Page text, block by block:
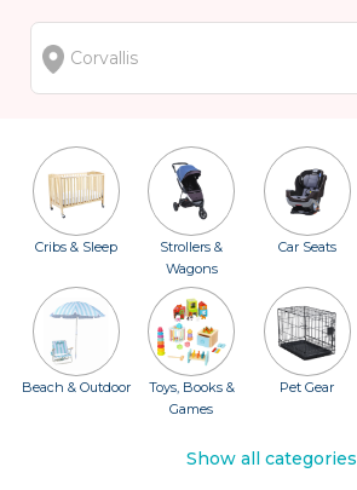
Cribs & Sleep
Strollers &
Wagons
Car Seats
Beach & Outdoor
Toys, Books &
Games
Pet Gear
Show all categories